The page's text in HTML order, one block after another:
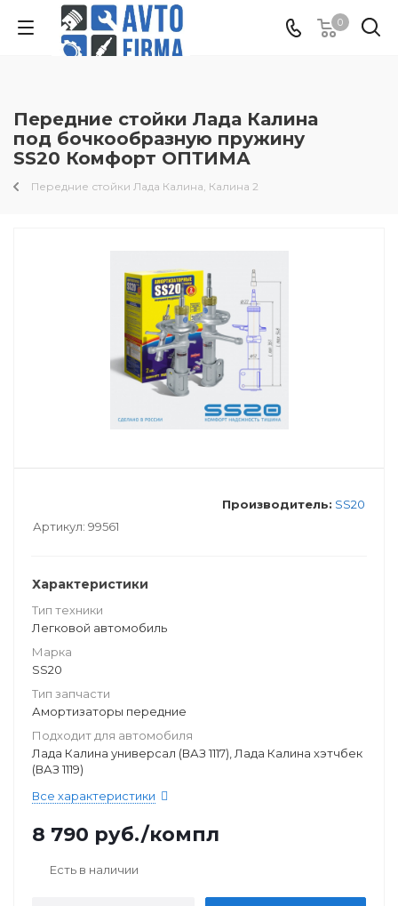
0
Передние стойки Лада Калина
под бочкообразную пружину
SS20 Комфорт ОПТИМА
Передние стойки Лада Калина, Калина 2
Артикул: 99561
Производитель: SS20
Характеристики
Тип техники
Легковой автомобиль
Марка
SS20
Тип запчасти
Амортизаторы передние
Подходит для автомобиля
Лада Калина универсал (ВАЗ 1117), Лада Калина хэтчбек
(ВАЗ 1119)
Все характеристики
8 790 руб./компл
Есть в наличии